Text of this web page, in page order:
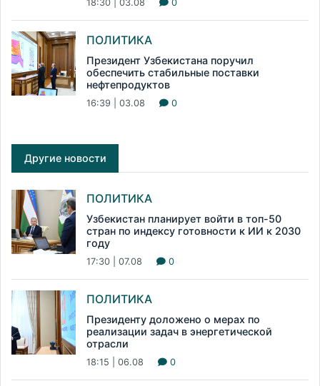
18:30 | 03.08 0
ПОЛИТИКА
Президент Узбекистана поручил
обеспечить стабильные поставки
нефтепродуктов
16:39 | 03.08 0
Другие новости
ПОЛИТИКА
Узбекистан планирует войти в топ-50
стран по индексу готовности к ИИ к 2030
году
17:30 | 07.08 0
ПОЛИТИКА
Президенту доложено о мерах по
реализации задач в энергетической
отрасли
18:15 | 06.08 0